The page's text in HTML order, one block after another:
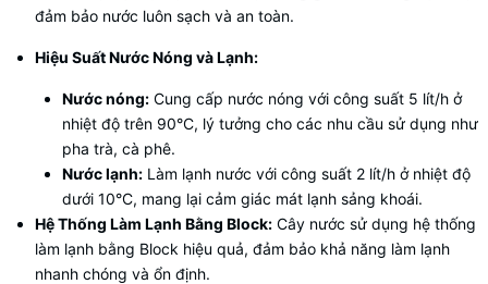
đảm bảo nước luôn sạch và an toàn.
Hiệu Suất Nước Nóng và Lạnh:
Nước nóng: Cung cấp nước nóng với công suất 5 lít/h ở
nhiệt độ trên 90°C, lý tưởng cho các nhu cầu sử dụng như
pha trà, cà phê.
Nước lạnh: Làm lạnh nước với công suất 2 lít/h ở nhiệt độ
dưới 10°C, mang lại cảm giác mát lạnh sảng khoái.
Hệ Thống Làm Lạnh Bằng Block: Cây nước sử dụng hệ thống
làm lạnh bằng Block hiệu quả, đảm bảo khả năng làm lạnh
nhanh chóng và ổn định.